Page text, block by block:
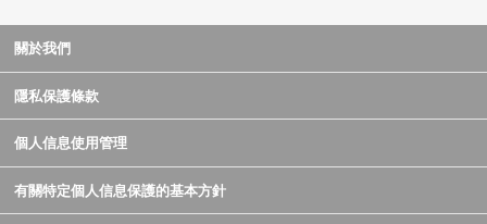
關於我們
隱私保護條款
個人信息使用管理
有關特定個人信息保護的基本方針